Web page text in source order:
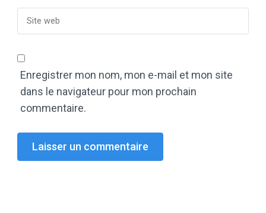
Enregistrer mon nom, mon e-mail et mon site
dans le navigateur pour mon prochain
commentaire.